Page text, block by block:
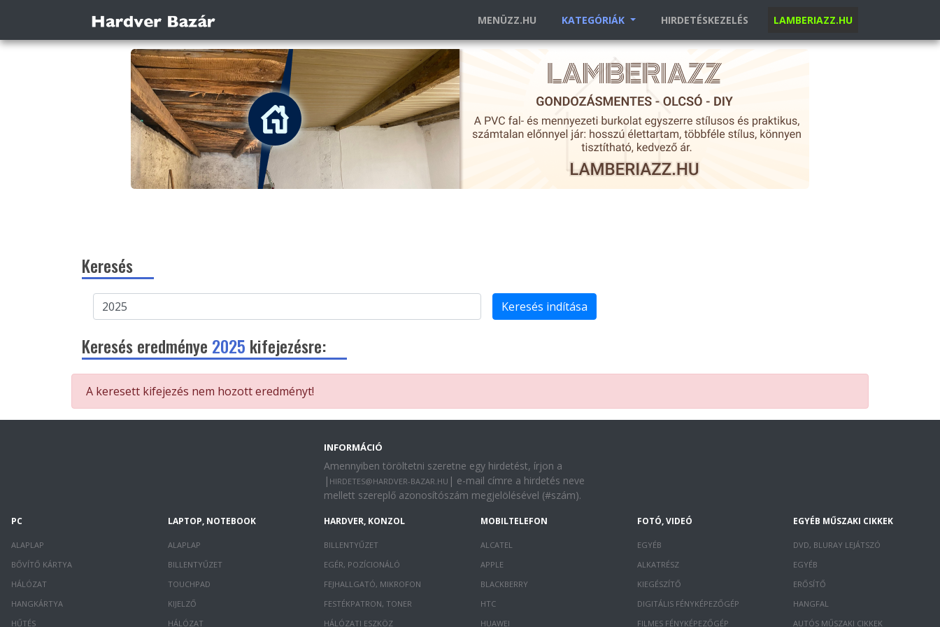
MENÜZZ.HU KATEGÓRIÁK HIRDETÉSKEZELÉS LAMBERIAZZ.HU
Keresés
Keresés indítása
Keresés eredménye 2025 kifejezésre:
A keresett kifejezés nem hozott eredményt!
INFORMÁCIÓ
Amennyiben töröltetni szeretne egy hirdetést, írjon a
| HIRDETES@HARDVER-BAZAR.HU | e-mail címre a hirdetés neve
mellett szereplő azonosítószám megjelölésével (#szám).
PC
ALAPLAP
BŐVÍTŐ KÁRTYA
HÁLÓZAT
HANGKÁRTYA
HŰTÉS
LAPTOP, NOTEBOOK
ALAPLAP
BILLENTYŰZET
TOUCHPAD
KIJELZŐ
HÁLÓZAT
HARDVER, KONZOL
BILLENTYŰZET
EGÉR, POZÍCIONÁLÓ
FEJHALLGATÓ, MIKROFON
FESTÉKPATRON, TONER
HÁLÓZATI ESZKÖZ
MOBILTELEFON
ALCATEL
APPLE
BLACKBERRY
HTC
HUAWEI
FOTÓ, VIDEÓ
EGYÉB
ALKATRÉSZ
KIEGÉSZÍTŐ
DIGITÁLIS FÉNYKÉPEZŐGÉP
FILMES FÉNYKÉPEZŐGÉP
EGYÉB MŰSZAKI CIKKEK
DVD, BLURAY LEJÁTSZÓ
EGYÉB
ERŐSÍTŐ
HANGFAL
AUTÓS MŰSZAKI CIKKEK